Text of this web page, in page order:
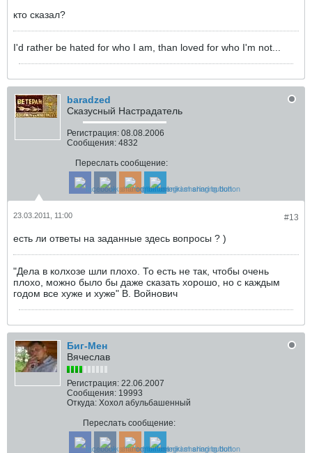
кто сказал?
I'd rather be hated for who I am, than loved for who I'm not...
baradzed
Сказусный Настрадатель
Регистрация: 08.08.2006
Сообщения: 4832
Переслать сообщение:
#13
23.03.2011, 11:00
есть ли ответы на заданные здесь вопросы ? )
"Дела в колхозе шли плохо. То есть не так, чтобы очень
плохо, можно было бы даже сказать хорошо, но с каждым
годом все хуже и хуже" В. Войнович
Биг-Мен
Вячеслав
Регистрация: 22.06.2007
Сообщения: 19993
Откуда: Хохол абульбашенный
Переслать сообщение: